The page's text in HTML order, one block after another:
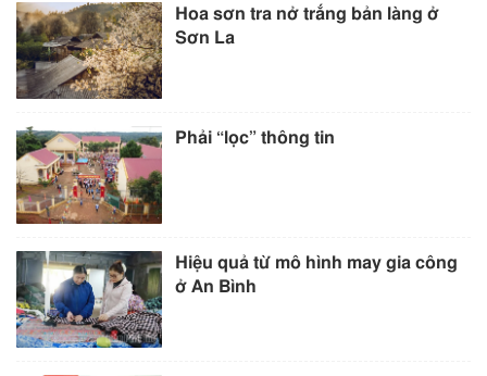
Hoa sơn tra nở trắng bản làng ở
Sơn La
Phải “lọc” thông tin
Hiệu quả từ mô hình may gia công
ở An Bình